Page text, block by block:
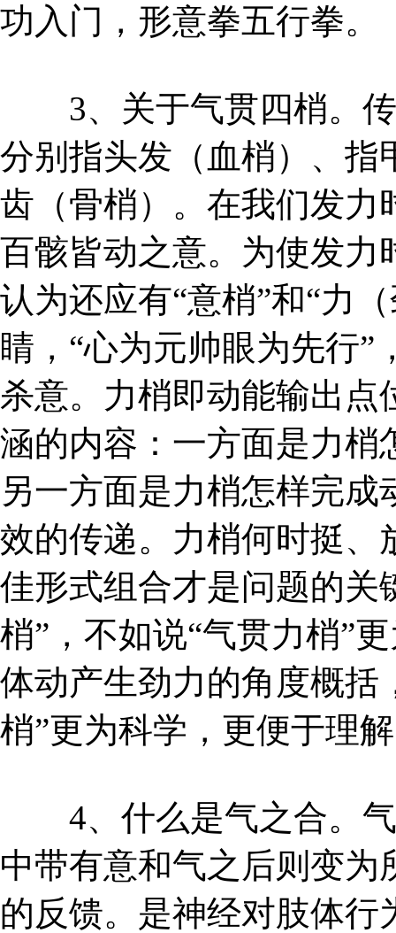
功入门，形意拳五行拳。
3、关于气贯四梢。传
分别指头发（血梢）、指
齿（骨梢）。在我们发力
百骸皆动之意。为使发力
认为还应有“意梢”和“力
睛，“心为元帅眼为先行”
杀意。力梢即动能输出
涵的内容：一方面是力梢
另一方面是力梢怎样完
效的传递。力梢何时挺、
佳形式组合才是问题的关
梢”，不如说“气贯力梢”
体动产生劲力的角度概括
梢”更为科学，更便于理
4、什么是气之合。气
中带有意和气之后则变
的反馈。是神经对肢体